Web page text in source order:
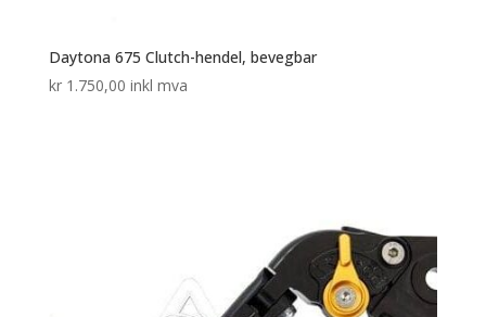
Daytona 675 Clutch-hendel, bevegbar
kr1.750,00 inkl mva